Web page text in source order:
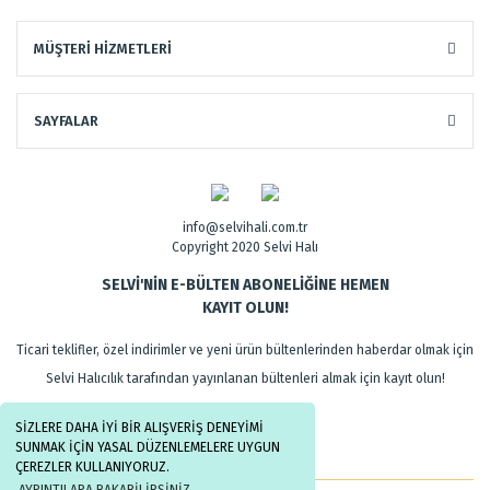
SİZLERE DAHA İYİ BİR ALIŞVERİŞ DENEYİMİ
SUNMAK İÇİN YASAL DÜZENLEMELERE UYGUN
ÇEREZLER KULLANIYORUZ.
MÜŞTERİ HİZMETLERİ
SAYFALAR
info@selvihali.com.tr
Copyright 2020 Selvi Halı
SELVİ'NİN E-BÜLTEN ABONELİĞİNE HEMEN
KAYIT OLUN!
Ticari teklifler, özel indirimler ve yeni ürün bültenlerinden haberdar olmak için
Selvi Halıcılık tarafından yayınlanan bültenleri almak için kayıt olun!